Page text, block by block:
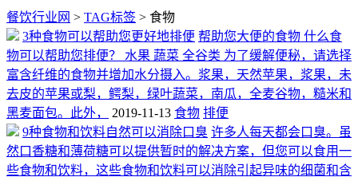
餐饮行业网 > TAG标签 > 食物
3种食物可以帮助您更好地排便 帮助您大便的食物 什么食
物可以帮助您排便？ 水果 蔬菜 全谷类 为了缓解便秘，请选择
富含纤维的食物并增加水分摄入。浆果，天然苹果，浆果，未
去皮的苹果或梨，鳄梨，绿叶蔬菜，南瓜，全麦谷物，糙米和
黑麦面包。此外，
2019-11-13 食物 排便
9种食物和饮料自然可以消除口臭 许多人每天都会口臭。虽
然口香糖和薄荷糖可以提供暂时的解决方案，但您可以食用一
些食物和饮料，这些食物和饮料可以消除引起异味的细菌和含